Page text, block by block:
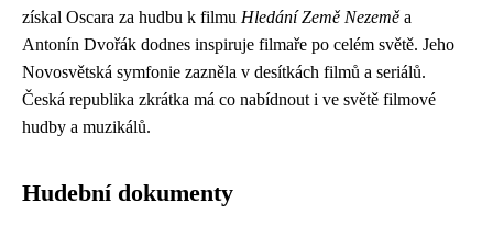
získal Oscara za hudbu k filmu Hledání Země Nezemě a
Antonín Dvořák dodnes inspiruje filmaře po celém světě. Jeho
Novosvětská symfonie zazněla v desítkách filmů a seriálů.
Česká republika zkrátka má co nabídnout i ve světě filmové
hudby a muzikálů.
Hudební dokumenty